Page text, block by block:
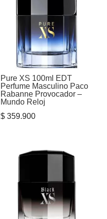
Pure XS 100ml EDT
Perfume Masculino Paco
Rabanne Provocador –
Mundo Reloj
$359.900